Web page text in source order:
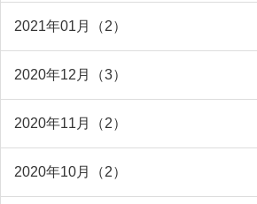
2021年01月（2）
2020年12月（3）
2020年11月（2）
2020年10月（2）